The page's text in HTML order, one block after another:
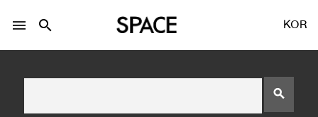
menu search KOR
search